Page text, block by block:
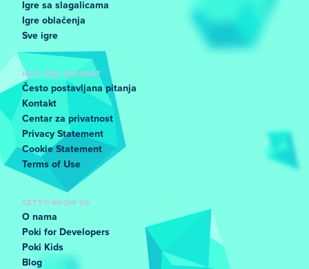
Igre sa slagalicama
Igre oblačenja
Sve igre
HELP AND SUPPORT
Često postavljana pitanja
Kontakt
Centar za privatnost
Privacy Statement
Cookie Statement
Terms of Use
GET TO KNOW US
O nama
Poki for Developers
Poki Kids
Blog